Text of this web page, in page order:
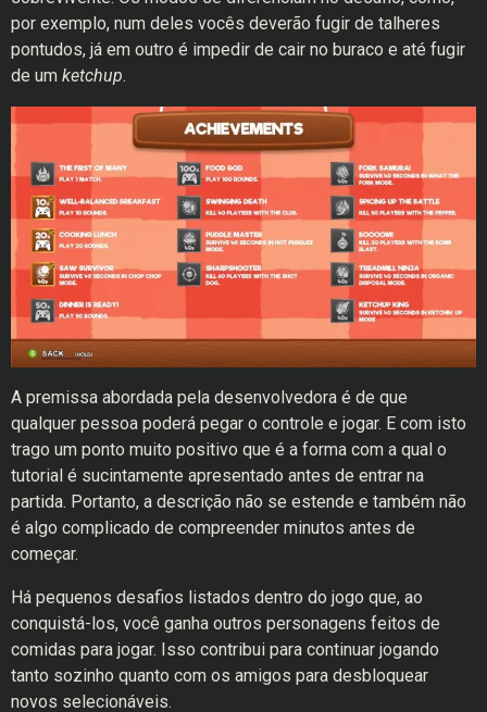
por exemplo, num deles vocês deverão fugir de talheres
pontudos, já em outro é impedir de cair no buraco e até fugir
de um ketchup.
A premissa abordada pela desenvolvedora é de que
qualquer pessoa poderá pegar o controle e jogar. E com isto
trago um ponto muito positivo que é a forma com a qual o
tutorial é sucintamente apresentado antes de entrar na
partida. Portanto, a descrição não se estende e também não
é algo complicado de compreender minutos antes de
começar.
Há pequenos desafios listados dentro do jogo que, ao
conquistá-los, você ganha outros personagens feitos de
comidas para jogar. Isso contribui para continuar jogando
tanto sozinho quanto com os amigos para desbloquear
novos selecionáveis.